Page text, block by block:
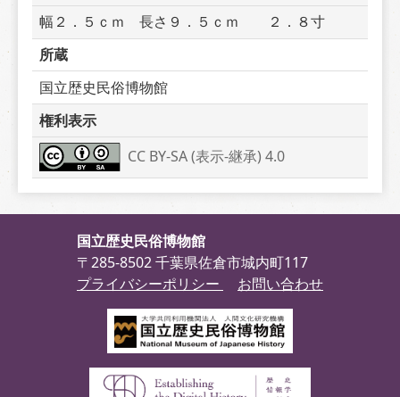
幅２．５ｃｍ　長さ９．５ｃｍ　　２．８寸
所蔵
国立歴史民俗博物館
権利表示
CC BY-SA (表示-継承) 4.0
国立歴史民俗博物館
〒285-8502 千葉県佐倉市城内町117
プライバシーポリシー
お問い合わせ